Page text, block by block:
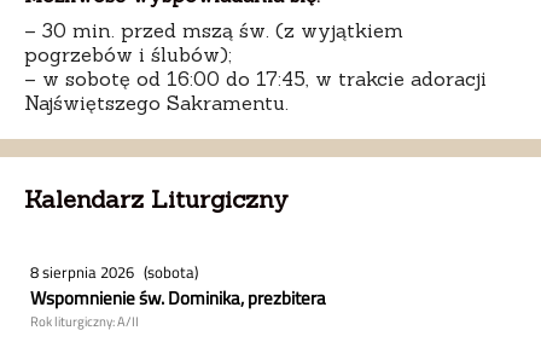
– 30 min. przed mszą św. (z wyjątkiem
pogrzebów i ślubów);
– w sobotę od 16:00 do 17:45, w trakcie adoracji
Najświętszego Sakramentu.
Kalendarz Liturgiczny